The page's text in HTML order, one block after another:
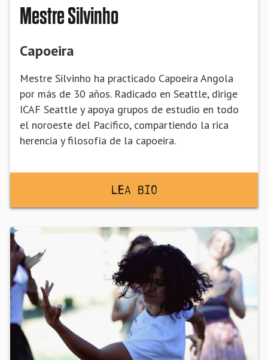
Mestre Silvinho
Capoeira
Mestre Silvinho ha practicado Capoeira Angola
por más de 30 años. Radicado en Seattle, dirige
ICAF Seattle y apoya grupos de estudio en todo
el noroeste del Pacífico, compartiendo la rica
herencia y filosofía de la capoeira.
Lea BiO